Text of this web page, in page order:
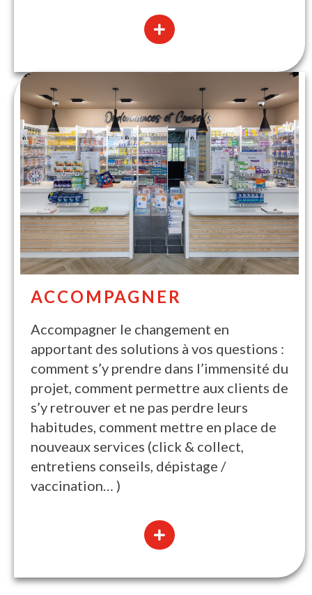
ACCOMPAGNER
Accompagner le changement en
apportant des solutions à vos questions :
comment s’y prendre dans l’immensité du
projet, comment permettre aux clients de
s’y retrouver et ne pas perdre leurs
habitudes, comment mettre en place de
nouveaux services (click & collect,
entretiens conseils, dépistage /
vaccination… )